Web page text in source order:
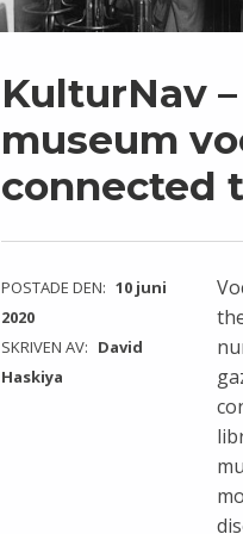
KulturNav
museum
connected
POSTADE DEN: 10 juni
2020
SKRIVEN AV: David
Haskiya